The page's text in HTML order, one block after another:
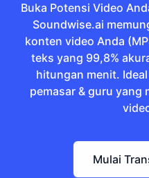
Buka Potensi Video
Soundwise.ai
konten video Anda
teks yang 99,8%
hitungan menit.
pemasar & guru
Mulai